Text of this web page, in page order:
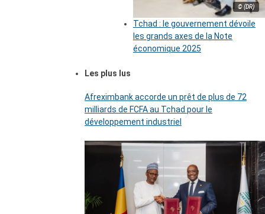
© (DR)
Tchad : le gouvernement dévoile
les grands axes de la Note
économique 2025
Les plus lus
Afreximbank accorde un prêt de plus de 72
milliards de FCFA au Tchad pour le
développement industriel